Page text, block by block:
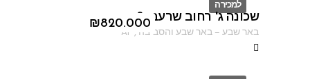
למכירה
ID
₪820.000
שכונה ג' רחוב שרעבי 6
באר שבע–באר שבע והסביבה ,
AF